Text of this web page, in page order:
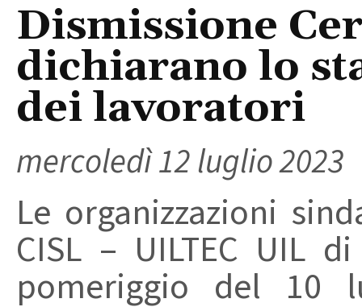
Dismissione
dichiarano lo
dei lavoratori
mercoledì 12 luglio 2023
Le organizzazioni
CISL – UILTEC UIL
pomeriggio del 10